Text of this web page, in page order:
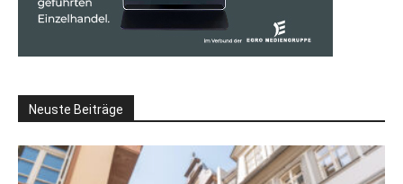
Neuste Beiträge